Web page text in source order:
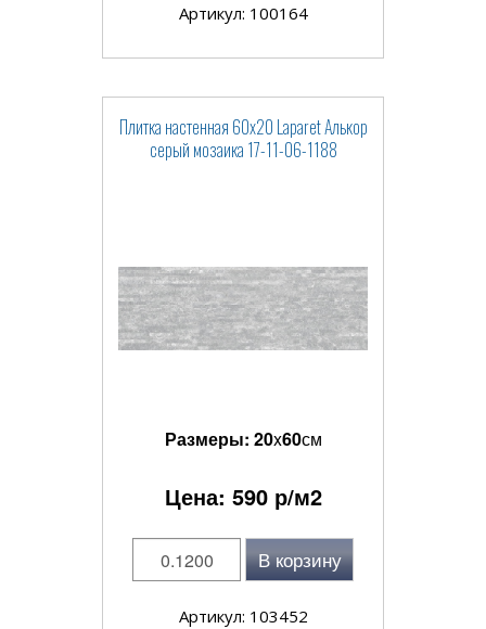
Артикул: 100164
Плитка настенная 60x20 Laparet Алькор
серый мозаика 17-11-06-1188
Размеры: 20x60см
Цена: 590р/м2
В корзину
Артикул: 103452